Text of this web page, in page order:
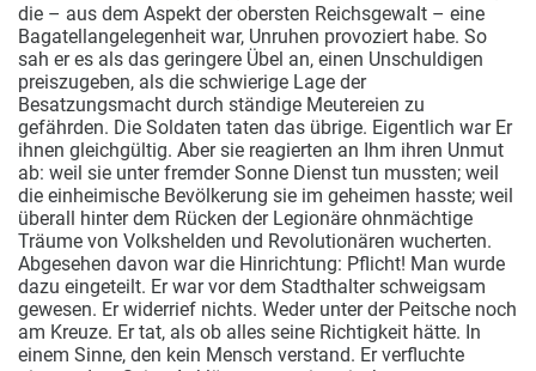
die – aus dem Aspekt der obersten Reichsgewalt – eine
Bagatellangelegenheit war, Unruhen provoziert habe. So
sah er es als das geringere Übel an, einen Unschuldigen
preiszugeben, als die schwierige Lage der
Besatzungsmacht durch ständige Meutereien zu
gefährden. Die Soldaten taten das übrige. Eigentlich war Er
ihnen gleichgültig. Aber sie reagierten an Ihm ihren Unmut
ab: weil sie unter fremder Sonne Dienst tun mussten; weil
die einheimische Bevölkerung sie im geheimen hasste; weil
überall hinter dem Rücken der Legionäre ohnmächtige
Träume von Volkshelden und Revolutionären wucherten.
Abgesehen davon war die Hinrichtung: Pflicht! Man wurde
dazu eingeteilt. Er war vor dem Stadthalter schweigsam
gewesen. Er widerrief nichts. Weder unter der Peitsche noch
am Kreuze. Er tat, als ob alles seine Richtigkeit hätte. In
einem Sinne, den kein Mensch verstand. Er verfluchte